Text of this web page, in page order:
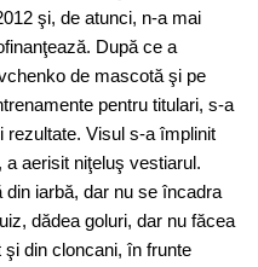
şi, de atunci, n-a mai
După ce a
de mascotă şi pe
pentru titulari, s-a
rezultate. Visul s-a împlinit
aerisit niţeluş vestiarul.
iarbă, dar nu se încadra
dădea goluri, dar nu făcea
şi din cloncani, în frunte